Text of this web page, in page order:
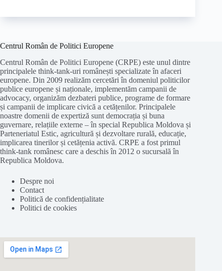
Centrul Român de Politici Europene
Centrul Român de Politici Europene (CRPE) este unul dintre
principalele think-tank-uri românești specializate în afaceri
europene. Din 2009 realizăm cercetări în domeniul politicilor
publice europene și naționale, implementăm campanii de
advocacy, organizăm dezbateri publice, programe de formare
și campanii de implicare civică a cetățenilor. Principalele
noastre domenii de expertiză sunt democrația și buna
guvernare, relațiile externe – în special Republica Moldova și
Parteneriatul Estic, agricultură și dezvoltare rurală, educație,
implicarea tinerilor și cetățenia activă. CRPE a fost primul
think-tank românesc care a deschis în 2012 o sucursală în
Republica Moldova.
Despre noi
Contact
Politică de confidențialitate
Politici de cookies